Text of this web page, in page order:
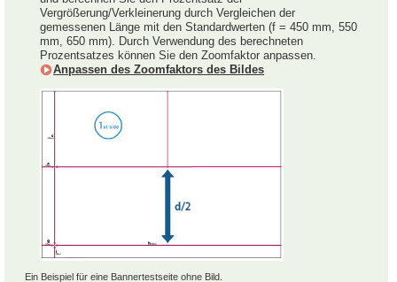
Vergrößerung/Verkleinerung durch Vergleichen der
gemessenen Länge mit den Standardwerten (f = 450 mm, 550
mm, 650 mm). Durch Verwendung des berechneten
Prozentsatzes können Sie den Zoomfaktor anpassen.
Anpassen des Zoomfaktors des Bildes
Ein Beispiel für eine Bannertestseite ohne Bild.